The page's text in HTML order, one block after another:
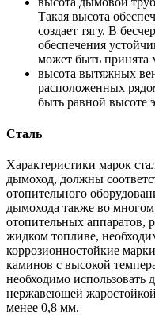
Такая высота
создает тягу. В
обеспечения
может быть принята
высота вытяжных
расположенных
быть равной высоте
Сталь
Характеристики марок
дымоход, должны
отопительного
дымохода также во
отопительных аппаратов,
жидком топливе,
коррозионностойкие
каминов с высокой
необходимо использовать
нержавеющей
менее 0,8 мм.